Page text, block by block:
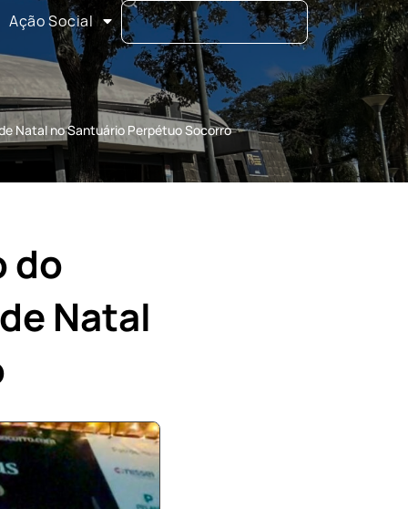
Ação Social
Natal no Santuário Perpétuo Socorro
do
Natal